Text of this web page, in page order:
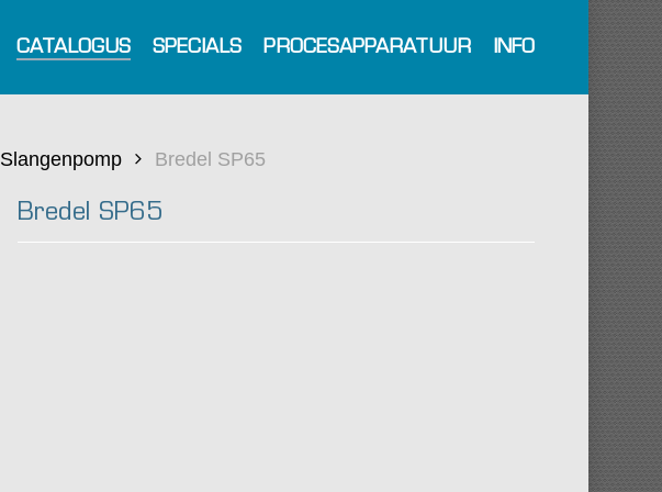
CATALOGUS SPECIALS PROCESAPPARATUUR INFO
Slangenpomp Bredel SP65
Bredel SP65